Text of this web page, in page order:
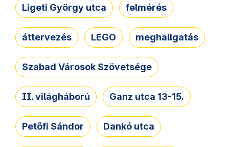
Ligeti György utca felmérés
áttervezés LEGO meghallgatás
Szabad Városok Szövetsége
II. világháború Ganz utca 13-15.
Petőfi Sándor Dankó utca